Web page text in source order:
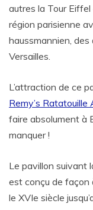
autres la Tour Eiffel
région parisienne
haussmannien,
Versailles.
L’attraction de ce
Remy’s Ratatouille
faire absolument à
manquer !
Le pavillon suivant
est conçu de façon
le XVIe siècle